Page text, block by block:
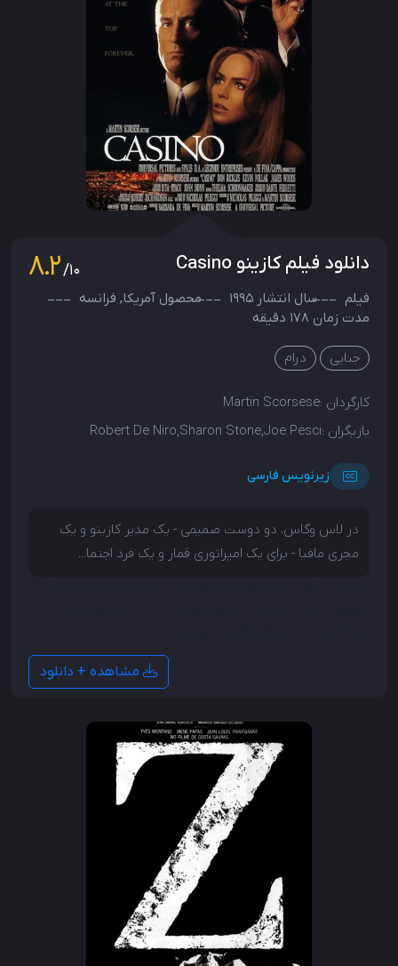
دانلود فیلم کازینو Casino 8.2/10
فیلم سال انتشار 1995 محصول آمریکا, فرانسه
مدت زمان 178 دقیقه
جنایی درام
کارگردان :Martin Scorsese
بازیگران :Robert De Niro,Sharon Stone,Joe Pesci
زیرنویس فارسی
در لاس وگاس، دو دوست صمیمی - یک مدیر کازینو و یک
مجری مافیا - برای یک امپراتوری قمار و یک فرد اجتما...
مشاهده + دانلود